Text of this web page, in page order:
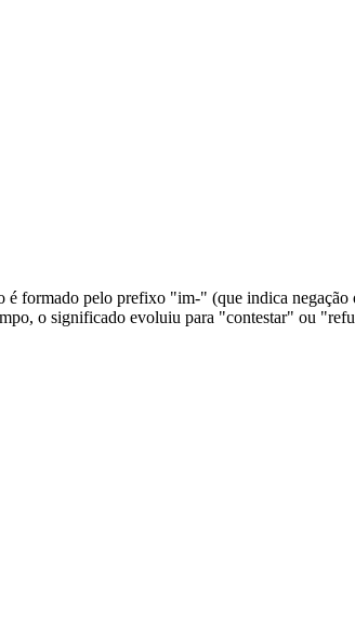
formado pelo prefixo "im-" (que indica negação
o significado evoluiu para "contestar" ou